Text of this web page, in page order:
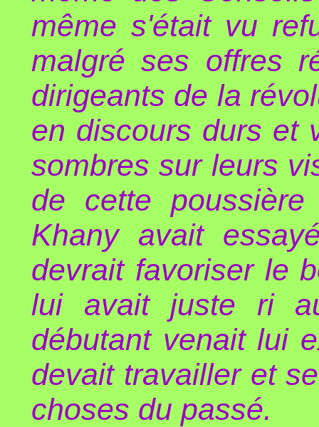
même s'était vu
malgré ses offres
dirigeants de la
en discours durs et
sombres sur leurs
de cette
Khany avait
devrait favoriser le
lui avait juste ri
débutant venait lui
devait travailler et
choses du passé.